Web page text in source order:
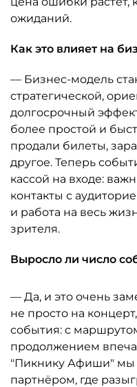
ожиданий.
Как это влияет на
— Бизнес-модель
стратегической,
долгосрочный
более простой и
продали билеты,
другое. Теперь
кассой на входе:
контакты с
и работа на весь
зрителя.
Выросло ли число
— Да, и это очень
не просто на
события: с
продолжением
"Пикнику Афиши" мы
партнёром, где